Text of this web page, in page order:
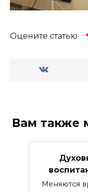
Оцените статью
Вам также
Меняются